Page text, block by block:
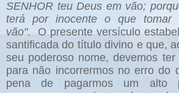
SENHOR teu Deus em vão;
terá por inocente o que
vão".
O presente versículo
santificada do título divino e que,
seu poderoso nome, devemos
para não incorrermos no erro do
pena de pagarmos um alto